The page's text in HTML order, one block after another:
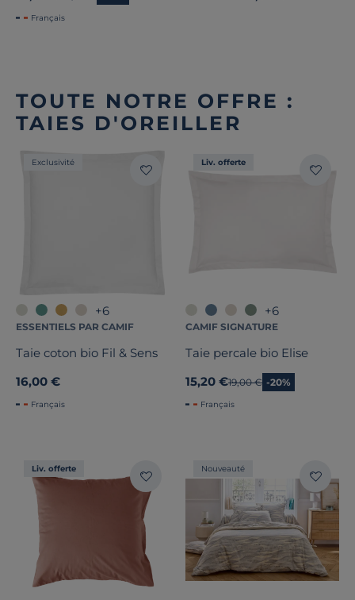
Français
TOUTE NOTRE OFFRE :
TAIES D'OREILLER
Exclusivité
+6
ESSENTIELS PAR CAMIF
Taie coton bio Fil & Sens
16,00 €
Français
Liv. offerte
+6
CAMIF SIGNATURE
Taie percale bio Elise
15,20 €Ancien prix
19,00 € -20%
Français
Liv. offerte Nouveauté